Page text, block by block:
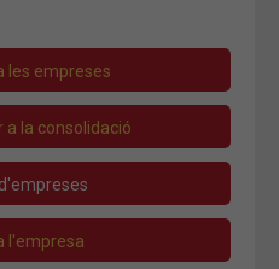
les empreses
a la consolidació
l'empresa